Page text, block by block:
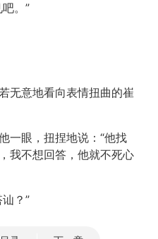
。”
无意地看向表情扭曲的崔
一眼，扭捏地说：“他找
我不想回答，他就不死心
？”